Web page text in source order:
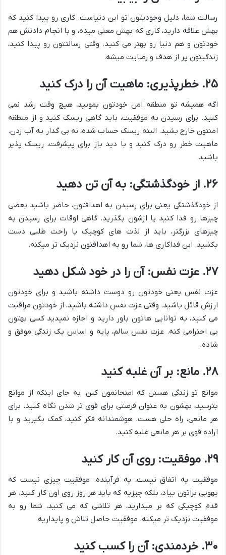
رسالت شما، دلیل وجودیتون تو این دنیاست. کاری رو پیدا کنید که
بهش علاقه دارید، کاری که بهش معنی میده، و با انجام دادنش هم
خودتون و هم دنیا رو بهتر می کنید. وقتی رسالتتون رو پیدا کنید،
زندگیتون پر از هدف و رضایت میشه.
۲۵. خطرپذیری: ماهیت آن را درک کنید
اگه همیشه تو منطقه امن خودتون بمونید، هیچ وقت رشد نمی
کنید. برای رسیدن به موفقیت، باید گاهی ریسک کنید و از منطقه
امنتون خارج بشید. البته ریسک حساب شده، نه بی گدار به آب زدن.
ماهیت خطر رو درک کنید و با دید باز برای پیشرفت، ریسک پذیر
باشید.
۲۶. از خودگذشتگی: به آن تن دهید
از خودگذشتگی یعنی برای رسیدن به اهدافتون، حاضر باشید بعضی
چیزها رو فدا کنید یا ازشون بگذرید. گاهی اوقات برای رسیدن به
چیزهای بزرگتر، باید از لذت های کوچیک یا راحت طلبی دست
بکشید. این فداکاری ها، شما رو به اهدافتون نزدیک تر میکنه.
۲۷. عزت نفس: آن را در خود شکل دهید
عزت نفس یعنی خودتون رو دوست داشته باشید و برای خودتون
ارزش قائل باشید. وقتی عزت نفس داشته باشید، از خودتون مراقبت
می کنید، به توانایی هاتون باور دارید و اجازه نمیدید کسی بهتون
بی احترامی کنه. عزت نفس سالم، پایه و اساس یک زندگی موفق و
شاده.
۲۸. مانع: بر آن غلبه کنید
موانع تو زندگی هستن که امتحانمون کنن. به جای اینکه از موانع
بترسید، بهشون به عنوان فرصتی برای قوی تر شدن نگاه کنید. برای
هر مانعی، راه حلی هست. هوشمندانه فکر کنید، کمک بگیرید و با
اراده قوی بر هر مانعی غلبه کنید.
۲۹. موفقیت: روی آن کار کنید
موفقیت یه اتفاق نیست، یه فرآینده. موفقیت چیزی نیست که
یهویی براتون بیاد، بلکه چیزیه که باید هر روز روی اون کار کنید. هر
قدم کوچیکی که بر میدارید، هر تلاشی که می کنید، شما رو به
موفقیت نزدیک تر میکنه. موفقیت حاصل تلاش و پایداریه.
۳۰. خردمندی: آن را کسب کنید